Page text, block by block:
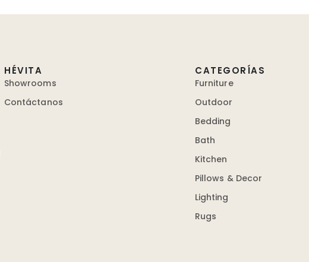
HÉVITA
Showrooms
Contáctanos
CATEGORÍAS
Furniture
Outdoor
Bedding
Bath
Kitchen
Pillows & Decor
Lighting
Rugs